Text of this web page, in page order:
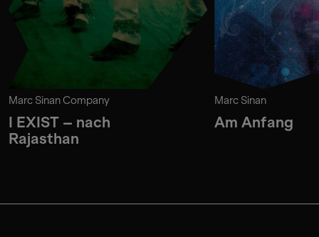
Marc Sinan Company
I EXIST – nach
Rajasthan
Marc Sinan
Am Anfang